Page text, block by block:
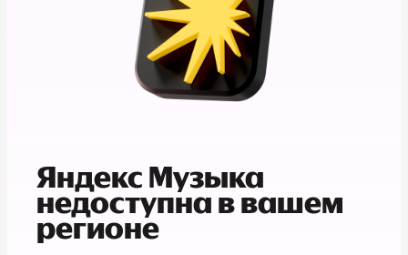
Яндекс Музыка
недоступна в вашем
регионе